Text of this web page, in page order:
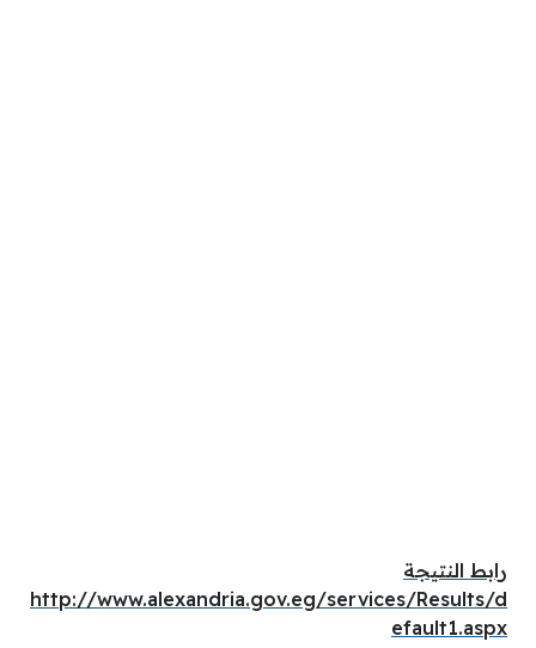
رابط النتيجة
http://www.alexandria.gov.eg/services/Results/d
efault1.aspx